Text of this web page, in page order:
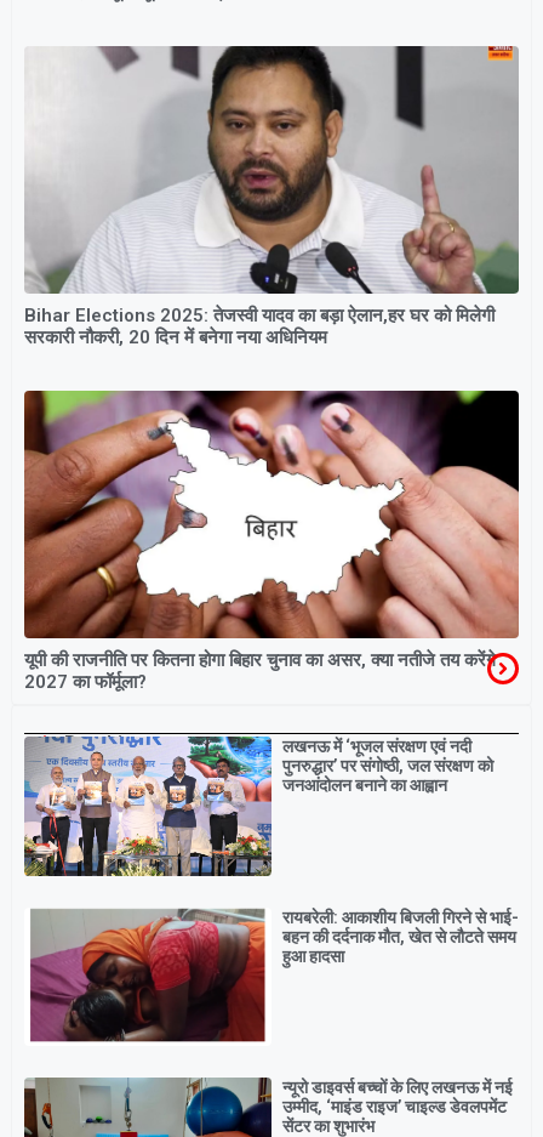
Bihar Elections 2025: तेजस्वी यादव का बड़ा ऐलान,हर घर को मिलेगी
सरकारी नौकरी, 20 दिन में बनेगा नया अधिनियम
यूपी की राजनीति पर कितना होगा बिहार चुनाव का असर, क्या नतीजे तय करेंगे
2027 का फॉर्मूला?
Breaking
लखनऊ में ‘भूजल संरक्षण एवं नदी
पुनरुद्धार’ पर संगोष्ठी, जल संरक्षण को
जनआंदोलन बनाने का आह्वान
रायबरेली: आकाशीय बिजली गिरने से भाई-
बहन की दर्दनाक मौत, खेत से लौटते समय
हुआ हादसा
न्यूरो डाइवर्स बच्चों के लिए लखनऊ में नई
उम्मीद, ‘माइंड राइज’ चाइल्ड डेवलपमेंट
सेंटर का शुभारंभ